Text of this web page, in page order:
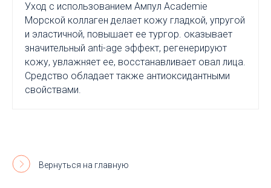
Уход с использованием Ампул Academie
Морской коллаген делает кожу гладкой, упругой
и эластичной, повышает ее тургор. оказывает
значительный anti-age эффект, регенерируют
кожу, увлажняет ее, восстанавливает овал лица.
Средство обладает также антиоксидантными
свойствами.
Вернуться на главную